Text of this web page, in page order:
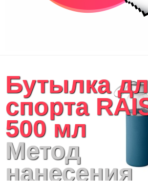
Бутылка
спорта
500 мл
Метод
нанесения